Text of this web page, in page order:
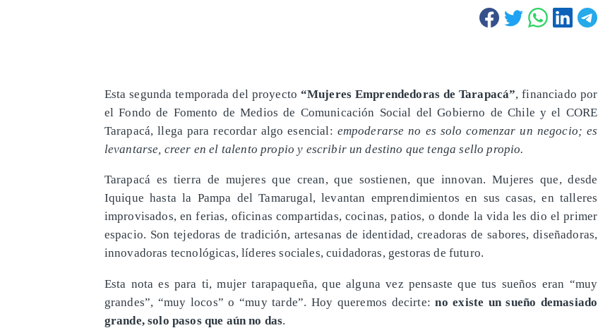
​Esta segunda temporada del proyecto “Mujeres Emprendedoras de Tarapacá”, financiado por
el Fondo de Fomento de Medios de Comunicación Social del Gobierno de Chile y el CORE
Tarapacá, llega para recordar algo esencial: empoderarse no es solo comenzar un negocio; es
levantarse, creer en el talento propio y escribir un destino que tenga sello propio.
Tarapacá es tierra de mujeres que crean, que sostienen, que innovan. Mujeres que, desde
Iquique hasta la Pampa del Tamarugal, levantan emprendimientos en sus casas, en talleres
improvisados, en ferias, oficinas compartidas, cocinas, patios, o donde la vida les dio el primer
espacio. Son tejedoras de tradición, artesanas de identidad, creadoras de sabores, diseñadoras,
innovadoras tecnológicas, líderes sociales, cuidadoras, gestoras de futuro.
Esta nota es para ti, mujer tarapaqueña, que alguna vez pensaste que tus sueños eran “muy
grandes”, “muy locos” o “muy tarde”. Hoy queremos decirte:no existe un sueño demasiado
grande, solo pasos que aún no das.